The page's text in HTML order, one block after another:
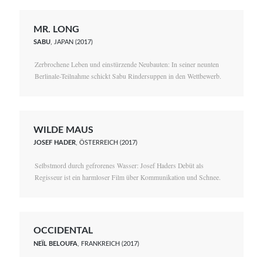
MR. LONG
SABU , JAPAN (2017)
Zerbrochene Leben und einstürzende Neubauten: In seiner neunten
Berlinale-Teilnahme schickt Sabu Rindersuppen in den Wettbewerb.
WILDE MAUS
JOSEF HADER, ÖSTERREICH (2017)
Selbstmord durch gefrorenes Wasser: Josef Haders Debüt als
Regisseur ist ein harmloser Film über Kommunikation und Schnee.
OCCIDENTAL
NEÏL BELOUFA , FRANKREICH (2017)